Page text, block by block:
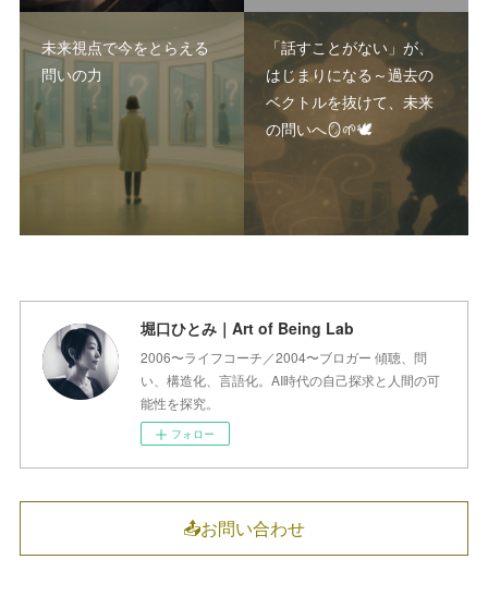
未来視点で今をとらえる
問いの力
「話すことがない」が、
はじまりになる～過去の
ベクトルを抜けて、未来
の問いへ🪞🌱🕊️
堀口ひとみ｜Art of Being Lab
2006〜ライフコーチ／2004〜ブロガー 傾聴、問
い、構造化、言語化。AI時代の自己探求と人間の可
能性を探究。
フォロー
📤お問い合わせ